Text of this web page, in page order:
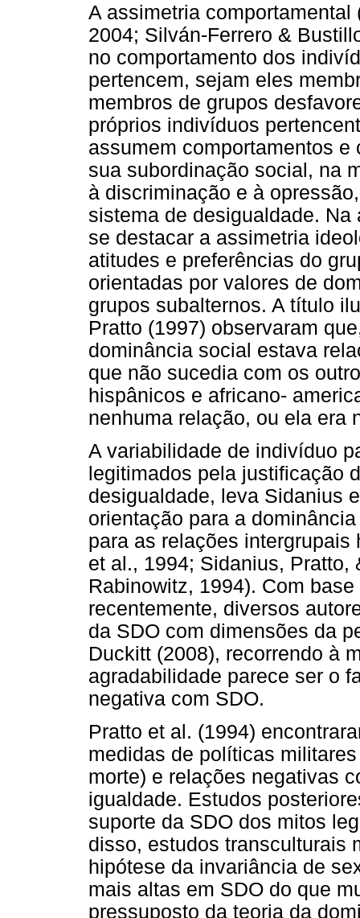
A assimetria
2004; Silván-Ferrero &
no comportamento dos
pertencem, sejam eles
membros de grupos
próprios indivíduos
assumem comportamentos
sua subordinação social, na
à discriminação e à
sistema de desigualdade.
se destacar a assimetria
atitudes e preferências do
orientadas por valores de
grupos subalternos. A título
Pratto (1997) observaram
dominância social estava
que não sucedia com os
hispânicos e africano-
nenhuma relação, ou ela era
A variabilidade de indivíduo
legitimados pela justificação
desigualdade, leva Sidanius
orientação para a
para as relações
et al., 1994; Sidanius,
Rabinowitz, 1994). Com
recentemente, diversos
da SDO com dimensões da
Duckitt (2008), recorrendo à
agradabilidade parece ser o
negativa com SDO.
Pratto et al. (1994)
medidas de políticas
morte) e relações negativas
igualdade. Estudos
suporte da SDO dos mitos
disso, estudos transculturais
hipótese da invariância de
mais altas em SDO do que
pressuposto da teoria da